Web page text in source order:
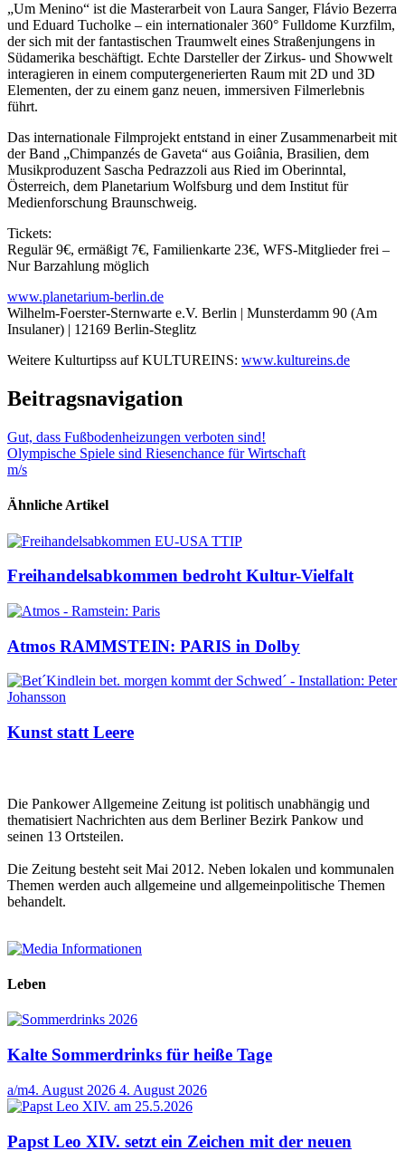
„Um Menino“ ist die Masterarbeit von Laura Sanger, Flávio Bezerra
und Eduard Tucholke – ein internationaler 360° Fulldome Kurzfilm,
der sich mit der fantastischen Traumwelt eines Straßenjungens in
Südamerika beschäftigt. Echte Darsteller der Zirkus- und Showwelt
interagieren in einem computergenerierten Raum mit 2D und 3D
Elementen, der zu einem ganz neuen, immersiven Filmerlebnis
führt.
Das internationale Filmprojekt entstand in einer Zusammenarbeit mit
der Band „Chimpanzés de Gaveta“ aus Goiânia, Brasilien, dem
Musikproduzent Sascha Pedrazzoli aus Ried im Oberinntal,
Österreich, dem Planetarium Wolfsburg und dem Institut für
Medienforschung Braunschweig.
Tickets:
Regulär 9€, ermäßigt 7€, Familienkarte 23€, WFS-Mitglieder frei –
Nur Barzahlung möglich
www.planetarium-berlin.de
Wilhelm-Foerster-Sternwarte e.V. Berlin | Munsterdamm 90 (Am
Insulaner) | 12169 Berlin-Steglitz
Weitere Kulturtipss auf KULTUREINS: www.kultureins.de
Beitragsnavigation
Gut, dass Fußbodenheizungen verboten sind!
Olympische Spiele sind Riesenchance für Wirtschaft
m/s
Ähnliche Artikel
Freihandelsabkommen bedroht Kultur-Vielfalt
Atmos RAMMSTEIN: PARIS in Dolby
Kunst statt Leere
Die Pankower Allgemeine Zeitung ist politisch unabhängig und
thematisiert Nachrichten aus dem Berliner Bezirk Pankow und
seinen 13 Ortsteilen.
Die Zeitung besteht seit Mai 2012. Neben lokalen und kommunalen
Themen werden auch allgemeine und allgemeinpolitische Themen
behandelt.
Leben
Kalte Sommerdrinks für heiße Tage
a/m4. August 2026 4. August 2026
Papst Leo XIV. setzt ein Zeichen mit der neuen